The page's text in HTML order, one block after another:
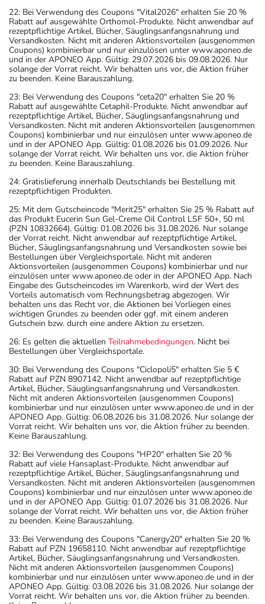
22: Bei Verwendung des Coupons "Vital2026" erhalten Sie 20 %
Rabatt auf ausgewählte Orthomol-Produkte. Nicht anwendbar auf
rezeptpflichtige Artikel, Bücher, Säuglingsanfangsnahrung und
Versandkosten. Nicht mit anderen Aktionsvorteilen (ausgenommen
Coupons) kombinierbar und nur einzulösen unter www.aponeo.de
und in der APONEO App. Gültig: 29.07.2026 bis 09.08.2026. Nur
solange der Vorrat reicht. Wir behalten uns vor, die Aktion früher
zu beenden. Keine Barauszahlung.
23: Bei Verwendung des Coupons "ceta20" erhalten Sie 20 %
Rabatt auf ausgewählte Cetaphil-Produkte. Nicht anwendbar auf
rezeptpflichtige Artikel, Bücher, Säuglingsanfangsnahrung und
Versandkosten. Nicht mit anderen Aktionsvorteilen (ausgenommen
Coupons) kombinierbar und nur einzulösen unter www.aponeo.de
und in der APONEO App. Gültig: 01.08.2026 bis 01.09.2026. Nur
solange der Vorrat reicht. Wir behalten uns vor, die Aktion früher
zu beenden. Keine Barauszahlung.
24: Gratislieferung innerhalb Deutschlands bei Bestellung mit
rezeptpflichtigen Produkten.
25: Mit dem Gutscheincode "Merit25" erhalten Sie 25 % Rabatt auf
das Produkt Eucerin Sun Gel-Creme Oil Control LSF 50+, 50 ml
(PZN 10832664). Gültig: 01.08.2026 bis 31.08.2026. Nur solange
der Vorrat reicht. Nicht anwendbar auf rezeptpflichtige Artikel,
Bücher, Säuglingsanfangsnahrung und Versandkosten sowie bei
Bestellungen über Vergleichsportale. Nicht mit anderen
Aktionsvorteilen (ausgenommen Coupons) kombinierbar und nur
einzulösen unter www.aponeo.de oder in der APONEO App. Nach
Eingabe des Gutscheincodes im Warenkorb, wird der Wert des
Vorteils automatisch vom Rechnungsbetrag abgezogen. Wir
behalten uns das Recht vor, die Aktionen bei Vorliegen eines
wichtigen Grundes zu beenden oder ggf. mit einem anderen
Gutschein bzw. durch eine andere Aktion zu ersetzen.
26: Es gelten die aktuellen Teilnahmebedingungen. Nicht bei
Bestellungen über Vergleichsportale.
30: Bei Verwendung des Coupons "Ciclopoli5" erhalten Sie 5 €
Rabatt auf PZN 8907142. Nicht anwendbar auf rezeptpflichtige
Artikel, Bücher, Säuglingsanfangsnahrung und Versandkosten.
Nicht mit anderen Aktionsvorteilen (ausgenommen Coupons)
kombinierbar und nur einzulösen unter www.aponeo.de und in der
APONEO App. Gültig: 06.08.2026 bis 31.08.2026. Nur solange der
Vorrat reicht. Wir behalten uns vor, die Aktion früher zu beenden.
Keine Barauszahlung.
32: Bei Verwendung des Coupons "HP20" erhalten Sie 20 %
Rabatt auf viele Hansaplast-Produkte. Nicht anwendbar auf
rezeptpflichtige Artikel, Bücher, Säuglingsanfangsnahrung und
Versandkosten. Nicht mit anderen Aktionsvorteilen (ausgenommen
Coupons) kombinierbar und nur einzulösen unter www.aponeo.de
und in der APONEO App. Gültig: 01.07.2026 bis 31.08.2026. Nur
solange der Vorrat reicht. Wir behalten uns vor, die Aktion früher
zu beenden. Keine Barauszahlung.
33: Bei Verwendung des Coupons "Canergy20" erhalten Sie 20 %
Rabatt auf PZN 19658110. Nicht anwendbar auf rezeptpflichtige
Artikel, Bücher, Säuglingsanfangsnahrung und Versandkosten.
Nicht mit anderen Aktionsvorteilen (ausgenommen Coupons)
kombinierbar und nur einzulösen unter www.aponeo.de und in der
APONEO App. Gültig: 03.08.2026 bis 31.08.2026. Nur solange der
Vorrat reicht. Wir behalten uns vor, die Aktion früher zu beenden.